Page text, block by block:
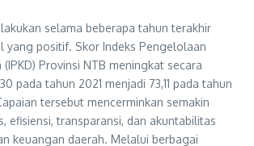
selama beberapa tahun terakhir
yang positif. Skor Indeks Pengelolaan
Provinsi NTB meningkat secara
pada tahun 2021 menjadi 73,11 pada tahun
tersebut mencerminkan semakin
efisiensi, transparansi, dan akuntabilitas
keuangan daerah. Melalui berbagai